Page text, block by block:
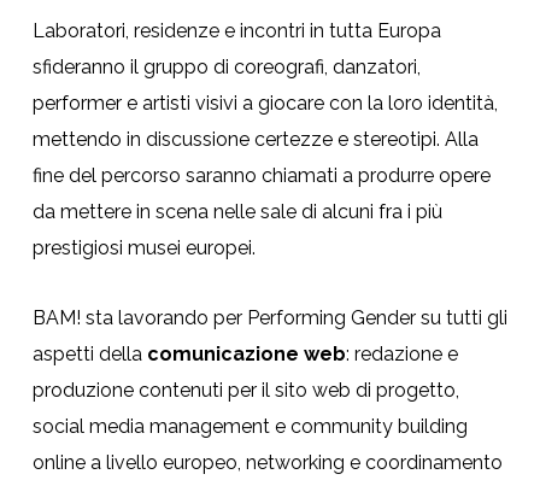
Laboratori, residenze e incontri in tutta Europa
sfideranno il gruppo di coreografi, danzatori,
performer e artisti visivi a giocare con la loro identità,
mettendo in discussione certezze e stereotipi. Alla
fine del percorso saranno chiamati a produrre opere
da mettere in scena nelle sale di alcuni fra i più
prestigiosi musei europei.
BAM! sta lavorando per Performing Gender su tutti gli
aspetti della comunicazione web: redazione e
produzione contenuti per il sito web di progetto,
social media management e community building
online a livello europeo, networking e coordinamento